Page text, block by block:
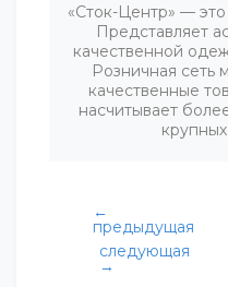
«Сток-Центр» —
Представляет
качественной
Розничная сеть
качественные
насчитывает
←
предыдущая
следующая
→